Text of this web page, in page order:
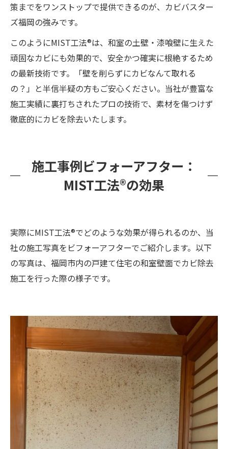
策までをワンストップで提供できるのが、カビバスター
ズ福岡の強みです。
このようにMIST工法®は、和室の土壁・漆喰壁に生えた
頑固なカビにも効果的で、安全かつ確実に根絶するため
の最新技術です。「壁を削らずにカビなんて取れる
の？」と半信半疑の方もご安心ください。当社が豊富な
施工実績に裏打ちされたプロの技術で、素材を傷つけず
徹底的にカビを除去いたします。
施工事例ビフォーアフター：
MIST工法®の効果
実際にMIST工法®でどのような効果が得られるのか、当
社の施工写真をビフォーアフターでご紹介します。以下
の写真は、福岡市内の戸建て住宅の和室壁面でカビ除去
施工を行った際の様子です。